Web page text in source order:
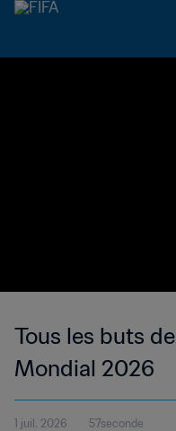
Tous les buts
Mondial 2026
1 juil. 2026 57seconde